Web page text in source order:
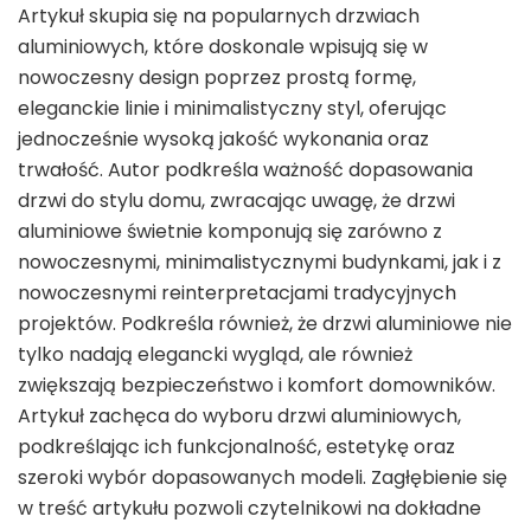
Artykuł skupia się na popularnych drzwiach
aluminiowych, które doskonale wpisują się w
nowoczesny design poprzez prostą formę,
eleganckie linie i minimalistyczny styl, oferując
jednocześnie wysoką jakość wykonania oraz
trwałość. Autor podkreśla ważność dopasowania
drzwi do stylu domu, zwracając uwagę, że drzwi
aluminiowe świetnie komponują się zarówno z
nowoczesnymi, minimalistycznymi budynkami, jak i z
nowoczesnymi reinterpretacjami tradycyjnych
projektów. Podkreśla również, że drzwi aluminiowe nie
tylko nadają elegancki wygląd, ale również
zwiększają bezpieczeństwo i komfort domowników.
Artykuł zachęca do wyboru drzwi aluminiowych,
podkreślając ich funkcjonalność, estetykę oraz
szeroki wybór dopasowanych modeli. Zagłębienie się
w treść artykułu pozwoli czytelnikowi na dokładne